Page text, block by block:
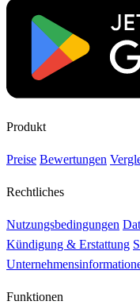
Produkt
Preise Bewertungen
Rechtliches
Nutzungsbedingungen
Kündigung & Erstattung
Funktionen